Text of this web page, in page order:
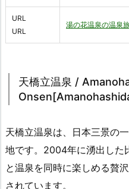
URL
URL
湯の花温泉の温泉
天橋立温泉 /
天橋立温泉は、日本三景の
地です。2004年に湧出した
と温泉を同時に楽しめる贅
されています。